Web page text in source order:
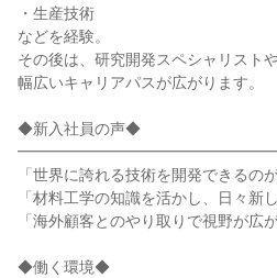
・生産技術
などを経験。
その後は、研究開発スペシャリスト
幅広いキャリアパスが広がります。
◆新入社員の声◆
「世界に誇れる技術を開発できるのが
「材料工学の知識を活かし、日々新
「海外顧客とのやり取りで視野が広が
◆働く環境◆